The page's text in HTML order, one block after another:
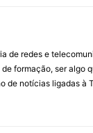
de redes e
formação, ser algo
de notícias ligadas à